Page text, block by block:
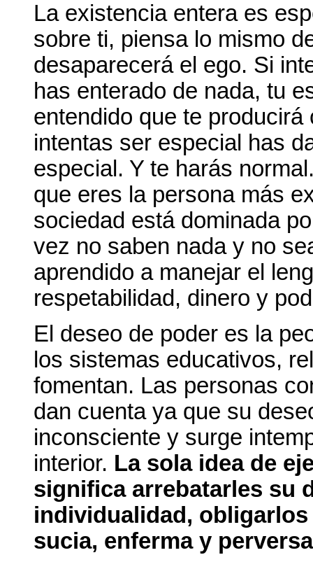
La existencia entera es
sobre ti, piensa lo mismo
desaparecerá el ego. Si
has enterado de nada, tu
entendido que te
intentas ser especial has
especial. Y te harás
que eres la persona más
sociedad está dominada
vez no saben nada y no
aprendido a manejar el
respetabilidad, dinero y
El deseo de poder es la
los sistemas educativos,
fomentan. Las personas
dan cuenta ya que su
inconsciente y surge
interior. La sola idea de
significa arrebatarles su
individualidad,
sucia, enferma y